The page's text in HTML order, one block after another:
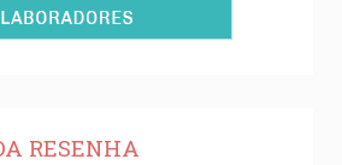
RESENHA